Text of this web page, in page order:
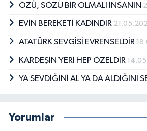
ÖZÜ, SÖZÜ BİR OLMALI İNSANIN
EVİN BEREKETİ KADINDIR
ATATÜRK SEVGİSİ EVRENSELDİR
KARDEŞİN YERİ HEP ÖZELDİR
YA SEVDİĞİNİ AL YA DA ALDIĞINI
Yorumlar